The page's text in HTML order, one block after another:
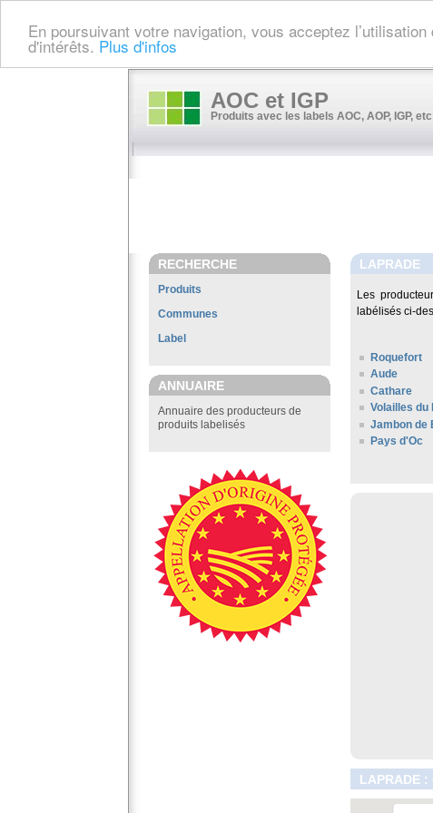
En poursuivant votre navigation, vous acceptez
d'intérêts. Plus d'infos
AOC et IGP
Produits avec les labels AOC, AOP, IGP, etc
RECHERCHE
Produits
Communes
Label
ANNUAIRE
Annuaire des producteurs de
produits labelisés
LAPRADE
Les
labélisés ci-
Roquefort
Aude
Cathare
Volailles du
Jambon de
Pays d'Oc
LAPRADE :